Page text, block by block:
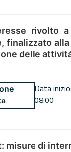
rivolto
delle
Data
08:00
misure di